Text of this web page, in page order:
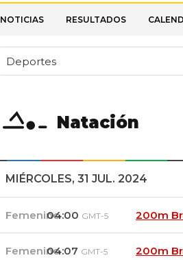
NOTICIAS RESULTADOS
Deportes
Natación
MIÉRCOLES, 31 JUL. 2024
Femenino04:00 GMT-5 200m
Femenino04:07 GMT-5 200m